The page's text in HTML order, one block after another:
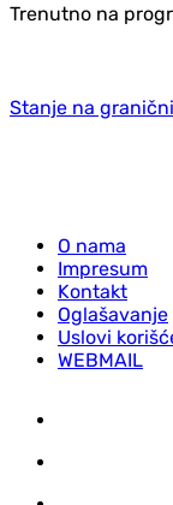
Trenutno na
Stanje na
O nama
Impresum
Kontakt
Oglašavanje
Uslovi
WEBMAIL